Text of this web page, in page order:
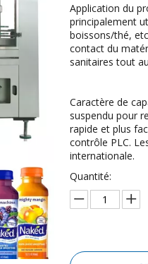
Application du
principalement
boissons/thé,
contact du
sanitaires tout
Caractère de
suspendu pour
rapide et plus
contrôle PLC.
internationale.
Quantité: